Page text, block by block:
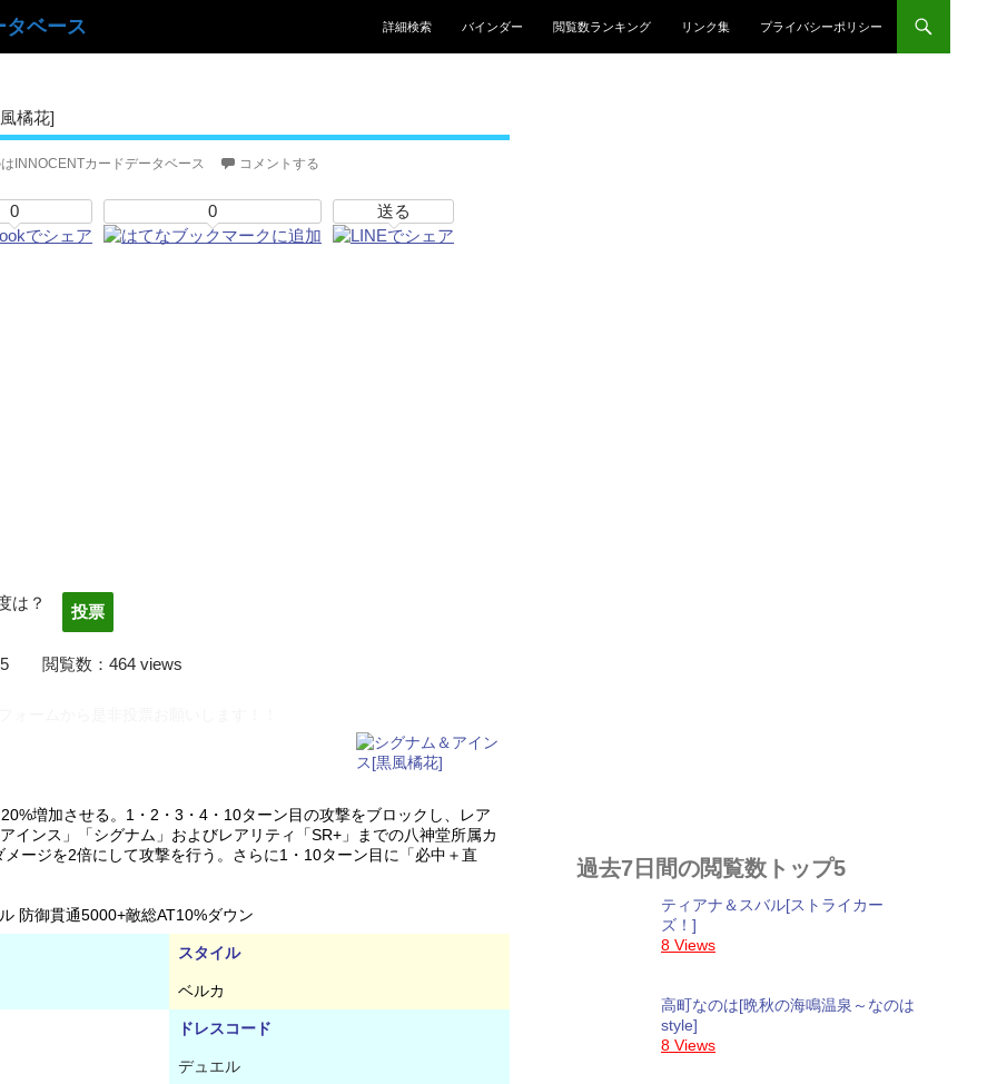
タベース
詳細検索
バインダー 閲覧数ランキング リンク集 プライバシーポリシー
橘花]
INNOCENTカードデータベース コメントする
0 0 送る
は？
04/05 閲覧数：464 views
増加させる。1・2・3・4・10ターン目の攻撃をブロックし、レア
インス」「シグナム」およびレアリティ「SR+」までの八神堂所属カ
ージを2倍にして攻撃を行う。さらに1・10ターン目に「必中＋直
防御貫通5000+敵総AT10%ダウン
スタイル
ベルカ
ドレスコード
デュエル
過去7日間の閲覧数トップ5
ティアナ＆スバル[ストライカー
ズ！]
8 Views
高町なのは[晩秋の海鳴温泉～なのは
style]
8 Views